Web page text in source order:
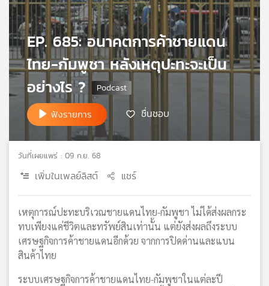
วิทยุ
ไทย
พี
บี
เอส
แผนที่
ข่าย
EP. 685: อนาคตการค้าชายแดน
ไทย-กัมพูชา หลังเหตุปะทะจะเป็น
อย่างไร ?
ฟังรายการ ชื่นชอบ
วันที่เผยแพร่ : 09 ก.ย. 68
เพิ่มในเพลย์ลิสต์ แชร์
เหตุการณ์ปะทะบริเวณชายแดนไทย-กัมพูชา ไม่ได้ส่งผลกระ
ทบเพียงแค่ชีวิตและทรัพย์สินเท่านั้น แต่ยังส่งผลถึงระบบ
เศรษฐกิจการค้าชายแดนอีกด้วย จากการปิดด่านและแบน
สินค้าไทย
ระบบเศรษฐกิจการค้าชายแดนไทย-กัมพูชาในแต่ละปี